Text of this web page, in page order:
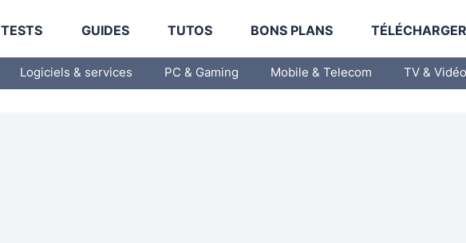
TESTS GUIDES TUTOS BONS PLANS
Logiciels & services PC & Gaming Mobile & Telecom TV & Vidéo